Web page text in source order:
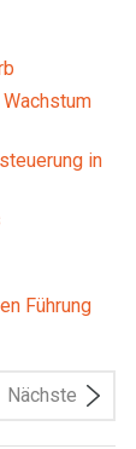
in
Führung
Nächste